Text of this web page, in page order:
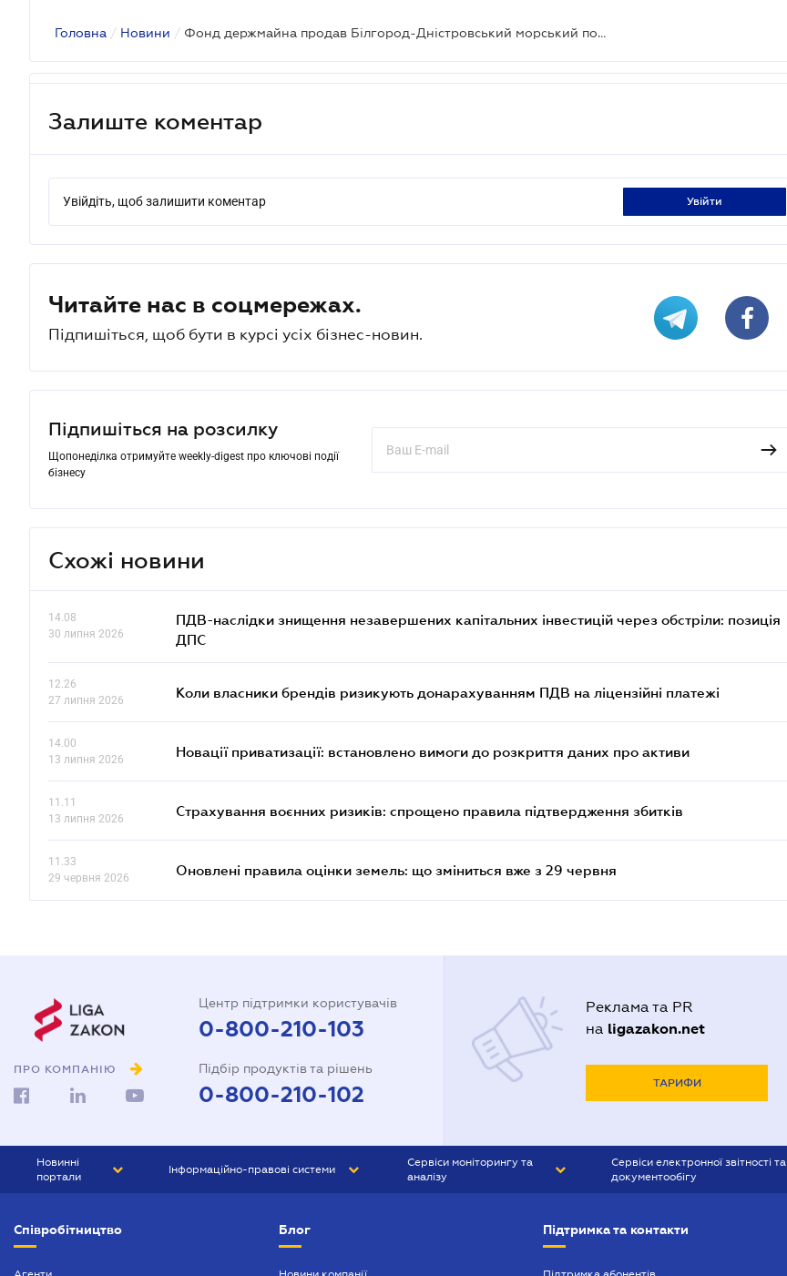
Головна / Новини / Фонд держмайна продав Білгород-Дністровський морський порт за 220 млн грн
Залиште коментар
Увійдіть, щоб залишити коментар увійти
Читайте нас в соцмережах.
Підпишіться, щоб бути в курсі усіх бізнес-новин.
Підпишіться на розсилку
Щопонеділка отримуйте weekly-digest про ключові події
бізнесу
Схожі новини
14.08
30 липня 2026
ПДВ-наслідки знищення незавершених капітальних інвестицій через обстріли: позиція
ДПС
12.26
27 липня 2026
Коли власники брендів ризикують донарахуванням ПДВ на ліцензійні платежі
14.00
13 липня 2026
Новації приватизації: встановлено вимоги до розкриття даних про активи
11.11
13 липня 2026
Страхування воєнних ризиків: спрощено правила підтвердження збитків
11.33
29 червня 2026
Оновлені правила оцінки земель: що зміниться вже з 29 червня
ПРО КОМПАНІЮ
Центр підтримки користувачів
0-800-210-103
Підбір продуктів та рішень
0-800-210-102
Реклама та PR
на ligazakon.net
ТАРИФИ
Новинні
портали
БІЗНЕС
Інформаційно-правові системи
Сервіси моніторингу та
аналізу
Сервіси електронної звітності та
документообігу
Співробітництво Блог Підтримка та контакти